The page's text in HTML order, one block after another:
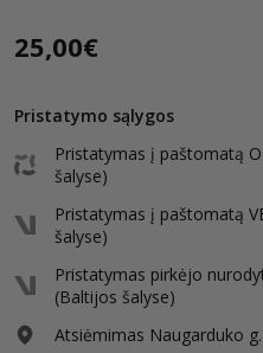
25,00€
Pristatymo sąlygos
Pristatymas į paštomatą
šalyse)
Pristatymas į paštomatą
šalyse)
Pristatymas pirkėjo
(Baltijos šalyse)
Atsiėmimas Naugarduko